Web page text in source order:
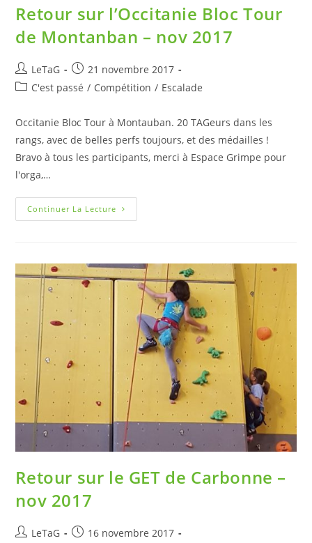
Retour sur l’Occitanie Bloc Tour
de Montanban – nov 2017
LeTaG
21 novembre 2017
C'est passé / Compétition / Escalade
Occitanie Bloc Tour à Montauban. 20 TAGeurs dans les
rangs, avec de belles perfs toujours, et des médailles !
Bravo à tous les participants, merci à Espace Grimpe pour
l'orga,…
Continuer La Lecture
Retour sur le GET de Carbonne –
nov 2017
LeTaG
16 novembre 2017